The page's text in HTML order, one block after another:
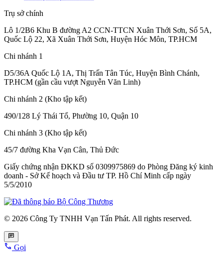
Trụ sở chính
Lô 1/2B6 Khu B đường A2 CCN-TTCN Xuân Thới Sơn, Số 5A,
Quốc Lộ 22, Xã Xuân Thới Sơn, Huyện Hóc Môn, TP.HCM
Chi nhánh 1
D5/36A Quốc Lộ 1A, Thị Trấn Tân Túc, Huyện Bình Chánh,
TP.HCM (gần cầu vượt Nguyễn Văn Linh)
Chi nhánh 2 (Kho tập kết)
490/128 Lý Thái Tổ, Phường 10, Quận 10
Chi nhánh 3 (Kho tập kết)
45/7 đường Kha Vạn Cân, Thủ Đức
Giấy chứng nhận ĐKKD số 0309975869 do Phòng Đăng ký kinh
doanh - Sở Kế hoạch và Đầu tư TP. Hồ Chí Minh cấp ngày
5/5/2010
© 2026 Công Ty TNHH Vạn Tấn Phát. All rights reserved.
Gọi